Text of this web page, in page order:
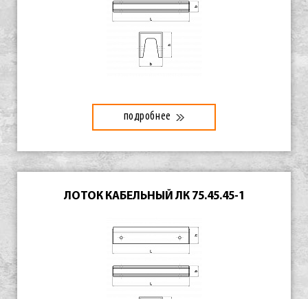
подробнее
ЛОТОК КАБЕЛЬНЫЙ ЛК 75.45.45-1